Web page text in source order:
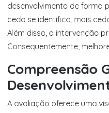
desenvolvimento de forma
cedo se identifica, mais
Além disso, a intervenção
Consequentemente,
Compreensão
A avaliação oferece uma